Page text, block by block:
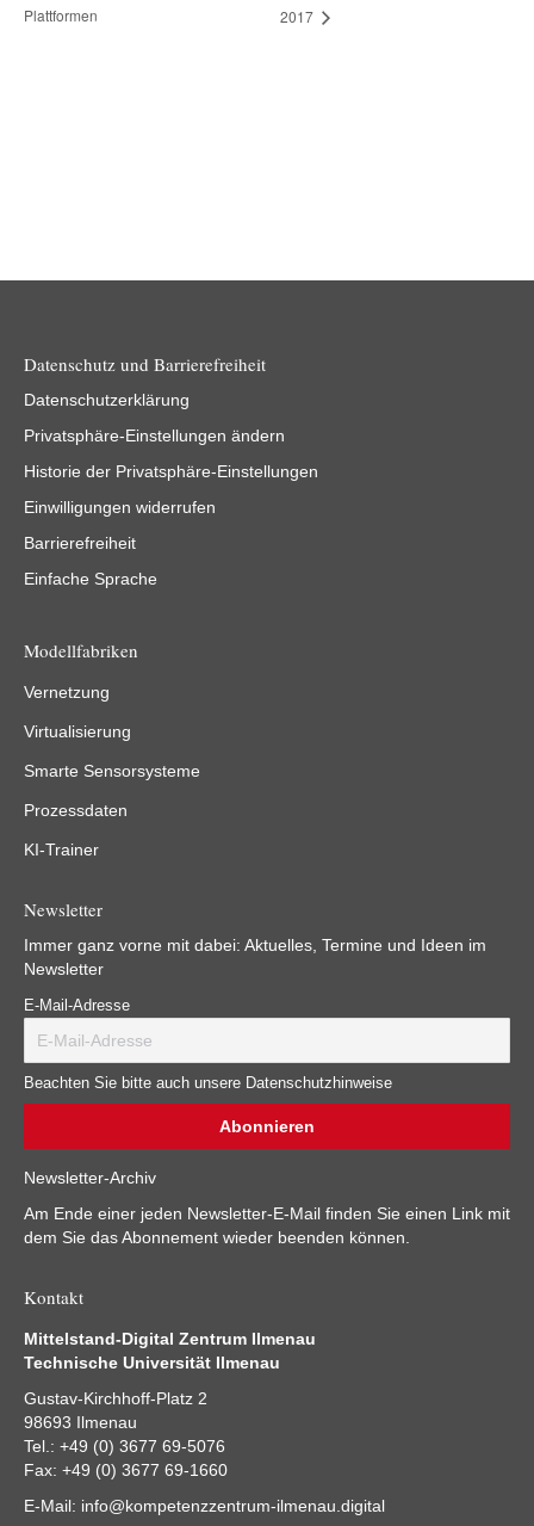
Plattformen
2017
Datenschutz und Barrierefreiheit
Datenschutzerklärung
Privatsphäre-Einstellungen ändern
Historie der Privatsphäre-Einstellungen
Einwilligungen widerrufen
Barrierefreiheit
Einfache Sprache
Modellfabriken
Vernetzung
Virtualisierung
Smarte Sensorsysteme
Prozessdaten
KI-Trainer
Newsletter
Immer ganz vorne mit dabei: Aktuelles, Termine und Ideen im
Newsletter
E-Mail-Adresse
Beachten Sie bitte auch unsere Datenschutzhinweise
Newsletter-Archiv
Am Ende einer jeden Newsletter-E-Mail finden Sie einen Link mit
dem Sie das Abonnement wieder beenden können.
Kontakt
Mittelstand-Digital Zentrum Ilmenau
Technische Universität Ilmenau
Gustav-Kirchhoff-Platz 2
98693 Ilmenau
Tel.: +49 (0) 3677 69-5076
Fax: +49 (0) 3677 69-1660
E-Mail: info@kompetenzzentrum-ilmenau.digital